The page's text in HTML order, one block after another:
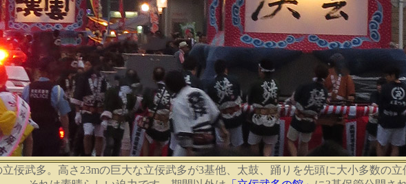
佞武多。高さ23mの巨大な立佞武多が3基他、太鼓、踊りを先頭に大小多数の立